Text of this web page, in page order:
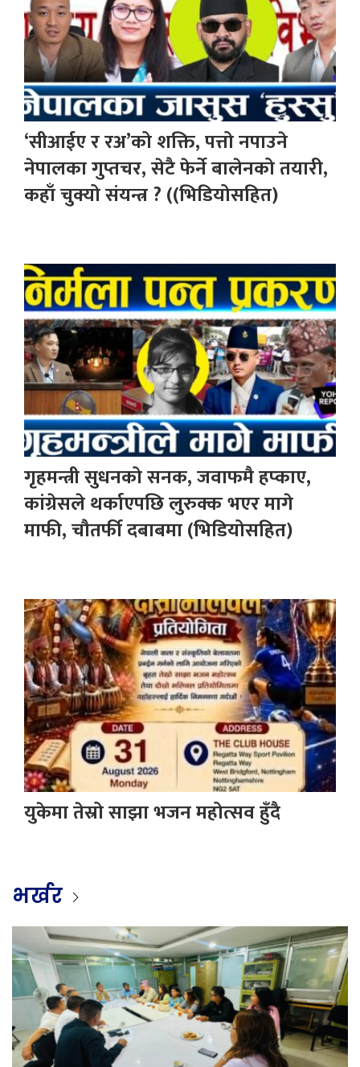
‘सीआईए र रअ’को शक्ति, पत्तो नपाउने
नेपालका गुप्तचर, सेटै फेर्ने बालेनको तयारी,
कहाँ चुक्यो संयन्त्र ? ((भिडियोसहित)
गृहमन्त्री सुधनको सनक, जवाफमै हप्काए,
कांग्रेसले थर्काएपछि लुरुक्क भएर मागे
माफी, चौतर्फी दबाबमा (भिडियोसहित)
युकेमा तेस्रो साझा भजन महोत्सव हुँदै
भर्खर